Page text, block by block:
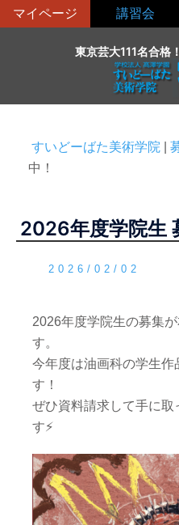
ン
マイページ 講習会
東京芸大111名合格
すいどーばた美術学院
中！
2026年度学院生
2026/02/02
2026年度学院生の募集
す。
今年度は油画科の学生
す！
ぜひ資料請求して手に
す⚡️